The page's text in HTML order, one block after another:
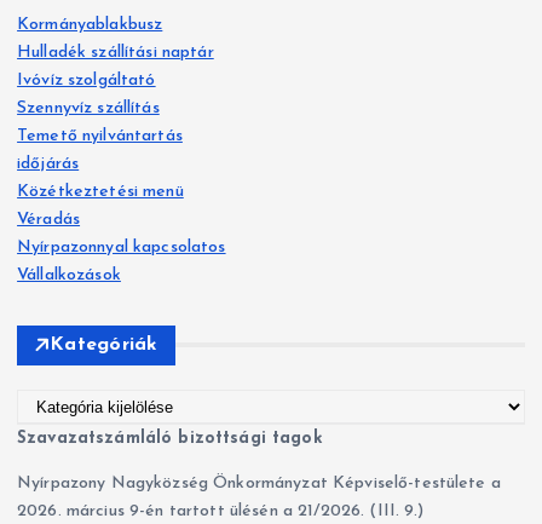
é
s
:
Kormányablakbusz
Hulladék szállítási naptár
Ivóvíz szolgáltató
Szennyvíz szállítás
Temető nyilvántartás
időjárás
Közétkeztetési menü
Véradás
Nyírpazonnyal kapcsolatos
Vállalkozások
Kategóriák
a
e
g
Szavazatszámláló bizottsági tagok
Nyírpazony Nagyközség Önkormányzat Képviselő-testülete a
2026. március 9-én tartott ülésén a 21/2026. (III. 9.)